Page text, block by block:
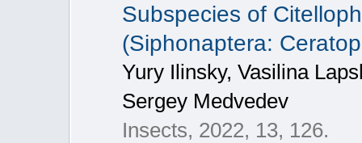
Subspecies of
(Siphonaptera:
Yury Ilinsky, Vasilina
Sergey Medvedev
Insects, 2022, 13, 126.